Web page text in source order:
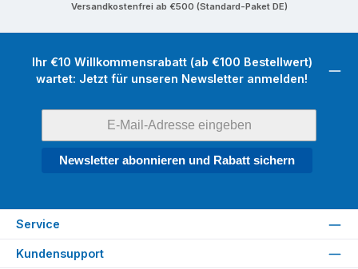
Versandkostenfrei ab €500 (Standard-Paket DE)
Ihr €10 Willkommensrabatt (ab €100 Bestellwert)
wartet: Jetzt für unseren Newsletter anmelden!
Newsletter abonnieren und Rabatt sichern
Service
Kundensupport